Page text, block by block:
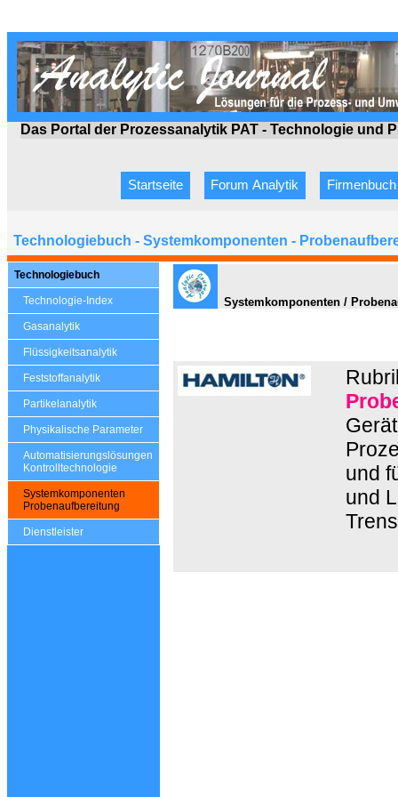
Das Portal der Prozessanalytik PAT - Technologie und
Startseite Forum Analytik Firmenbuch
Technologiebuch - Systemkomponenten -
Technologiebuch
Technologie-Index
Gasanalytik
Flüssigkeitsanalytik
Feststoffanalytik
Partikelanalytik
Physikalische Parameter
Automatisierungslösungen
Kontrolltechnologie
Systemkomponenten
Probenaufbereitung
Dienstleister
Systemkomponenten /
und
und